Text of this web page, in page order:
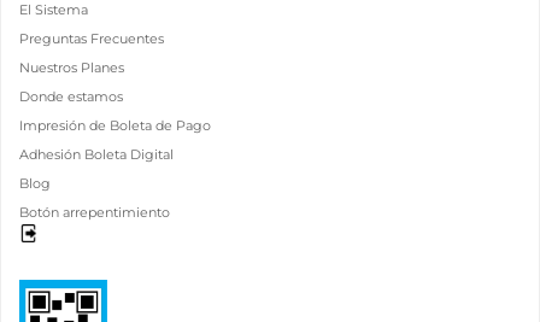
El Sistema
Preguntas Frecuentes
Nuestros Planes
Donde estamos
Impresión de Boleta de Pago
Adhesión Boleta Digital
Blog
Botón arrepentimiento